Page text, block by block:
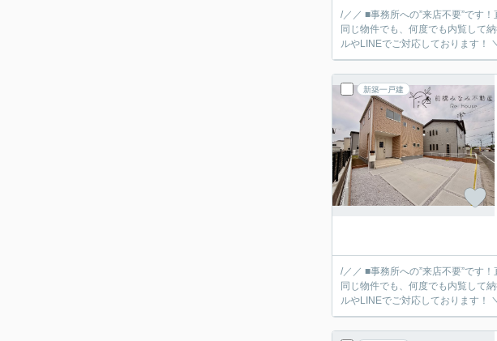
/／／ ■事務所への”来店不要”です
同じ物件でも、何度でも内覧して
新築一戸建
/／／ ■事務所への”来店不要”です
同じ物件でも、何度でも内覧して